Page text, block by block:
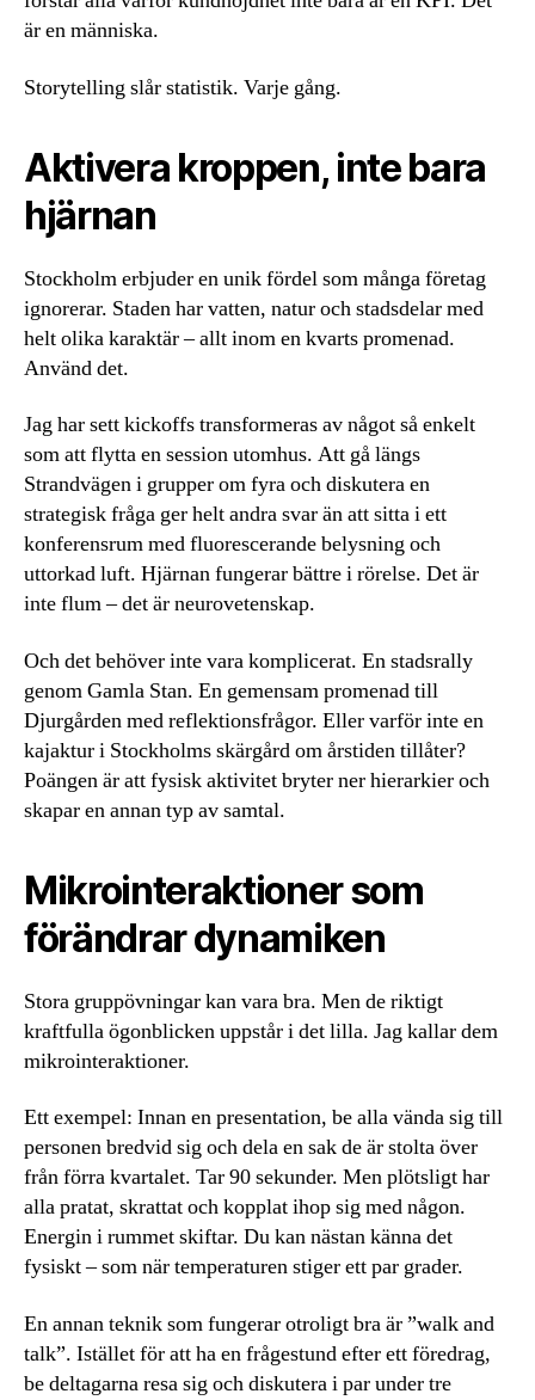
är en människa.
Storytelling slår statistik. Varje gång.
Aktivera kroppen, inte bara
hjärnan
Stockholm erbjuder en unik fördel som många företag
ignorerar. Staden har vatten, natur och stadsdelar med
helt olika karaktär – allt inom en kvarts promenad.
Använd det.
Jag har sett kickoffs transformeras av något så enkelt
som att flytta en session utomhus. Att gå längs
Strandvägen i grupper om fyra och diskutera en
strategisk fråga ger helt andra svar än att sitta i ett
konferensrum med fluorescerande belysning och
uttorkad luft. Hjärnan fungerar bättre i rörelse. Det är
inte flum – det är neurovetenskap.
Och det behöver inte vara komplicerat. En stadsrally
genom Gamla Stan. En gemensam promenad till
Djurgården med reflektionsfrågor. Eller varför inte en
kajaktur i Stockholms skärgård om årstiden tillåter?
Poängen är att fysisk aktivitet bryter ner hierarkier och
skapar en annan typ av samtal.
Mikrointeraktioner som
förändrar dynamiken
Stora gruppövningar kan vara bra. Men de riktigt
kraftfulla ögonblicken uppstår i det lilla. Jag kallar dem
mikrointeraktioner.
Ett exempel: Innan en presentation, be alla vända sig till
personen bredvid sig och dela en sak de är stolta över
från förra kvartalet. Tar 90 sekunder. Men plötsligt har
alla pratat, skrattat och kopplat ihop sig med någon.
Energin i rummet skiftar. Du kan nästan känna det
fysiskt – som när temperaturen stiger ett par grader.
En annan teknik som fungerar otroligt bra är ”walk and
talk”. Istället för att ha en frågestund efter ett föredrag,
be deltagarna resa sig och diskutera i par under tre